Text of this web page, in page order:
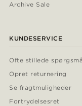
Archive Sale
KUNDESERVICE
Ofte stillede
Opret returnering
Se fragtmuligheder
Fortrydelsesret